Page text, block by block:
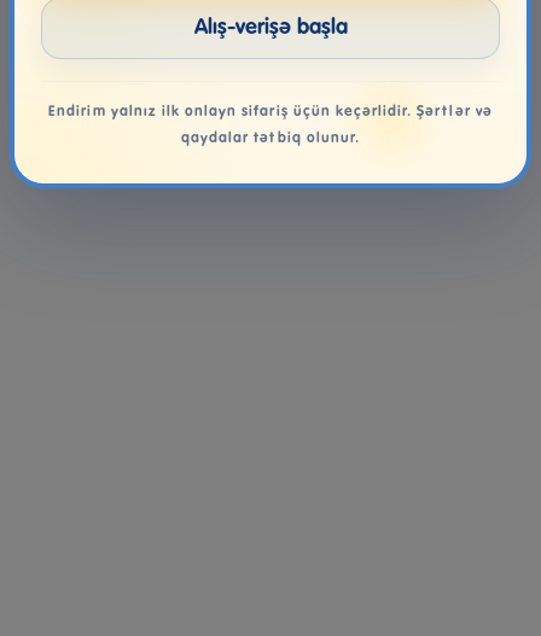
Alış-verişə başla
Endirim yalnız ilk onlayn sifariş üçün keçərlidir. Şərtlər və
qaydalar tətbiq olunur.